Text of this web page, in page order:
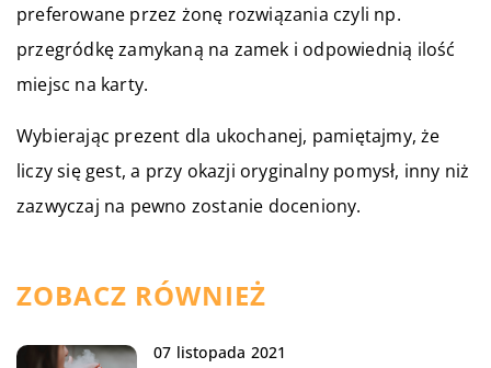
preferowane przez żonę rozwiązania czyli np.
przegródkę zamykaną na zamek i odpowiednią ilość
miejsc na karty.
Wybierając prezent dla ukochanej, pamiętajmy, że
liczy się gest, a przy okazji oryginalny pomysł, inny niż
zazwyczaj na pewno zostanie doceniony.
ZOBACZ RÓWNIEŻ
07 listopada 2021